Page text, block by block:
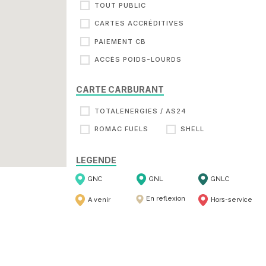
TOUT PUBLIC
CARTES ACCRÉDITIVES
PAIEMENT CB
ACCÈS POIDS-LOURDS
CARTE CARBURANT
TOTALENERGIES / AS24
ROMAC FUELS SHELL
LEGENDE
GNC GNL GNLC
A venir En reflexion Hors-service